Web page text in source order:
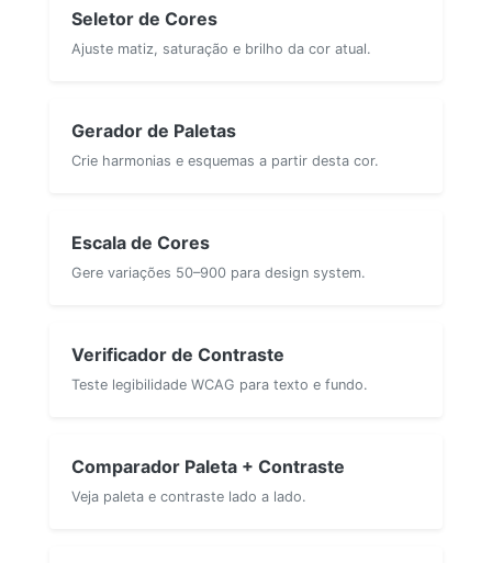
Seletor de Cores
Ajuste matiz, saturação e brilho da cor atual.
Gerador de Paletas
Crie harmonias e esquemas a partir desta cor.
Escala de Cores
Gere variações 50–900 para design system.
Verificador de Contraste
Teste legibilidade WCAG para texto e fundo.
Comparador Paleta + Contraste
Veja paleta e contraste lado a lado.